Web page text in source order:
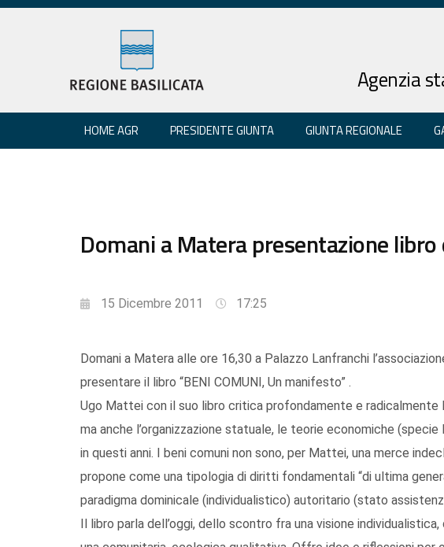
Agenzia
HOME AGR PRESIDENTE GIUNTA GIUNTA REGIONALE
Domani a Matera presentazione
15 Dicembre 2011 17:25
Domani a Matera alle ore 16,30 a Palazzo Lanfranchi
presentare il libro “BENI COMUNI, Un manifesto” .
Ugo Mattei con il suo libro critica profondamente e radicalmente
ma anche l’organizzazione statuale, le teorie economiche
in questi anni. I beni comuni non sono, per Mattei, una merce
propone come una tipologia di diritti fondamentali “di ultima
paradigma dominicale (individualistico) autoritario (stato
Il libro parla dell’oggi, dello scontro fra una visione